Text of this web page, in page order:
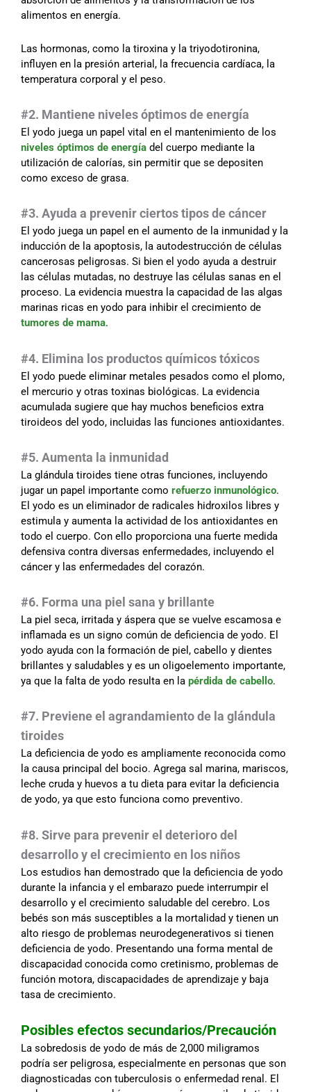
alimentos en energía.
Las hormonas, como la tiroxina y la triyodotironina,
influyen en la presión arterial, la frecuencia cardíaca, la
temperatura corporal y el peso.
#2. Mantiene niveles óptimos de energía
El yodo juega un papel vital en el mantenimiento de los
niveles óptimos de energía del cuerpo mediante la
utilización de calorías, sin permitir que se depositen
como exceso de grasa.
#3. Ayuda a prevenir ciertos tipos de cáncer
El yodo juega un papel en el aumento de la inmunidad y la
inducción de la apoptosis, la autodestrucción de células
cancerosas peligrosas. Si bien el yodo ayuda a destruir
las células mutadas, no destruye las células sanas en el
proceso. La evidencia muestra la capacidad de las algas
marinas ricas en yodo para inhibir el crecimiento de
tumores de mama.
#4. Elimina los productos químicos tóxicos
El yodo puede eliminar metales pesados como el plomo,
el mercurio y otras toxinas biológicas. La evidencia
acumulada sugiere que hay muchos beneficios extra
tiroideos del yodo, incluidas las funciones antioxidantes.
#5. Aumenta la inmunidad
La glándula tiroides tiene otras funciones, incluyendo
jugar un papel importante como refuerzo inmunológico.
El yodo es un eliminador de radicales hidroxilos libres y
estimula y aumenta la actividad de los antioxidantes en
todo el cuerpo. Con ello proporciona una fuerte medida
defensiva contra diversas enfermedades, incluyendo el
cáncer y las enfermedades del corazón.
#6. Forma una piel sana y brillante
La piel seca, irritada y áspera que se vuelve escamosa e
inflamada es un signo común de deficiencia de yodo. El
yodo ayuda con la formación de piel, cabello y dientes
brillantes y saludables y es un oligoelemento importante,
ya que la falta de yodo resulta en la pérdida de cabello.
#7. Previene el agrandamiento de la glándula
tiroides
La deficiencia de yodo es ampliamente reconocida como
la causa principal del bocio. Agrega sal marina, mariscos,
leche cruda y huevos a tu dieta para evitar la deficiencia
de yodo, ya que esto funciona como preventivo.
#8. Sirve para prevenir el deterioro del
desarrollo y el crecimiento en los niños
Los estudios han demostrado que la deficiencia de yodo
durante la infancia y el embarazo puede interrumpir el
desarrollo y el crecimiento saludable del cerebro. Los
bebés son más susceptibles a la mortalidad y tienen un
alto riesgo de problemas neurodegenerativos si tienen
deficiencia de yodo. Presentando una forma mental de
discapacidad conocida como cretinismo, problemas de
función motora, discapacidades de aprendizaje y baja
tasa de crecimiento.
Posibles efectos secundarios/Precaución
La sobredosis de yodo de más de 2,000 miligramos
podría ser peligrosa, especialmente en personas que son
diagnosticadas con tuberculosis o enfermedad renal. El